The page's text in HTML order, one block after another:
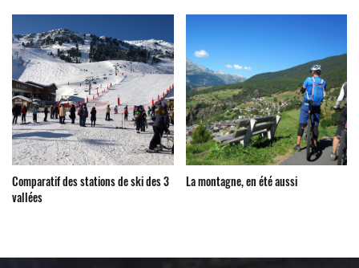
Comparatif des stations de ski des 3
vallées
La montagne, en été aussi